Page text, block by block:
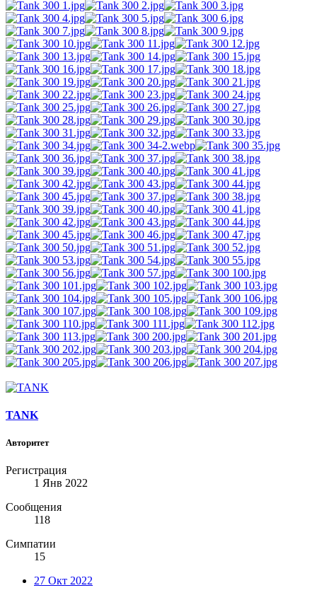
TANK
Авторитет
Регистрация
1 Янв 2022
Сообщения
118
Симпатии
15
27 Окт 2022